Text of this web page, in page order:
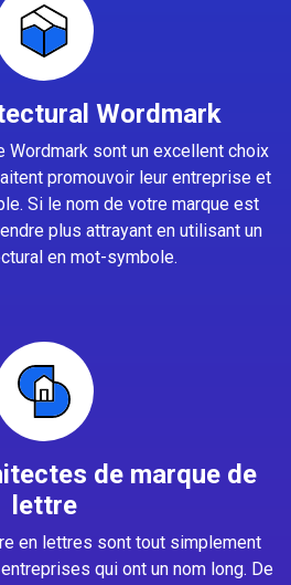
Wordmark
Wordmark sont un excellent choix
promouvoir leur entreprise et
Si le nom de votre marque est
plus attrayant en utilisant un
en mot-symbole.
de marque de
lettre
en lettres sont tout simplement
qui ont un nom long. De